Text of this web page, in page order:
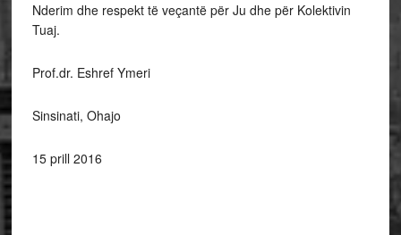
Nderim dhe respekt të veçantë për Ju dhe për Kolektivin
Tuaj.
Prof.dr. Eshref Ymeri
Sinsinati, Ohajo
15 prill 2016